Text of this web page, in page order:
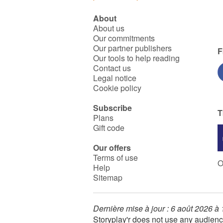
About
About us
Our commitments
Our partner publishers
Our tools to help reading
Contact us
Legal notice
Cookie policy
Subscribe
Plans
Gift code
Our offers
Terms of use
Help
Sitemap
Dernière mise à jour : 6 août 2026 à
Storyplay'r does not use any